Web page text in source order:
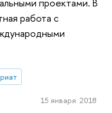
работа с
15 января 2018